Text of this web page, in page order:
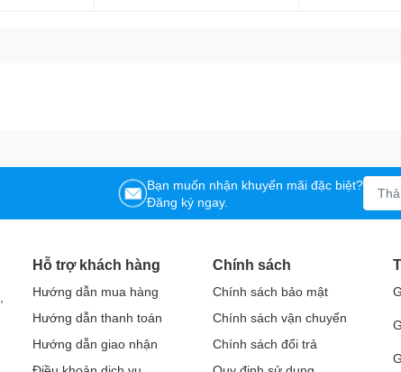
Bạn muốn nhận khuyến mãi đặc biệt?
Đăng ký ngay.
Hỗ trợ khách hàng
Hướng dẫn mua hàng
Hướng dẫn thanh toán
Hướng dẫn giao nhận
Chính sách
Chính sách bảo mật
Chính sách vận chuyển
Chính sách đổi trả